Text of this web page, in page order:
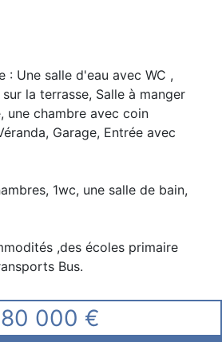
: Une salle d'eau avec WC ,
la terrasse, Salle à manger
une chambre avec coin
Garage, Entrée avec
1wc, une salle de bain,
,des écoles primaire
Bus.
000 €